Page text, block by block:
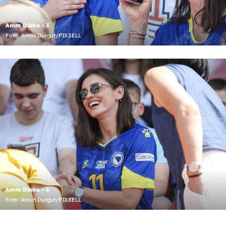
Amra Džeko - 3
Foto: Armin Durgut/PIXSELL
Amra Džeko - 6
Foto: Armin Durgut/PIXSELL